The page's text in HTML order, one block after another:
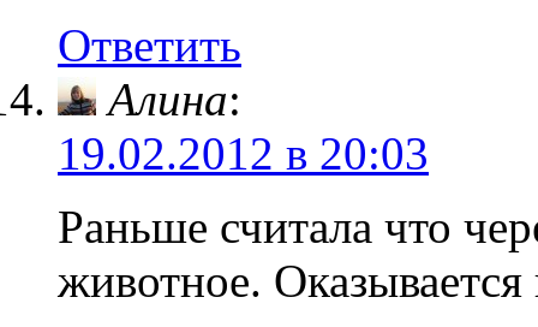
Ответить
Алина:
19.02.2012 в 20:03
Раньше считала что
животное. Оказывается